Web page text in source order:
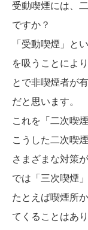
受動喫煙には、
ですか？
「受動喫煙」と
を吸うことによ
とで非喫煙者が
だと思います。
これを「二次喫
こうした二次喫
さまざまな対策
では「三次喫煙
たとえば喫煙所
てくることはあ